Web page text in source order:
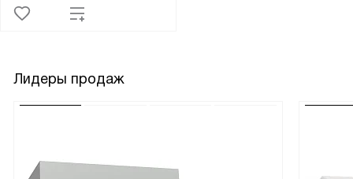
Лидеры продаж